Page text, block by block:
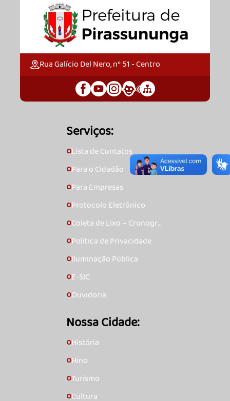
Rua Galício Del Nero, nº 51 - Centro
Serviços:
🞇Lista de Contatos
🞇Para o Cidadão
🞇Para Empresas
🞇Protocolo Eletrônico
🞇Coleta de Lixo – Cronogra
🞇Política de Privacidade
🞇Iluminação Pública
🞇E-SIC
🞇Ouvidoria
Nossa Cidade:
🞇História
🞇Hino
🞇Turismo
🞇Cultura